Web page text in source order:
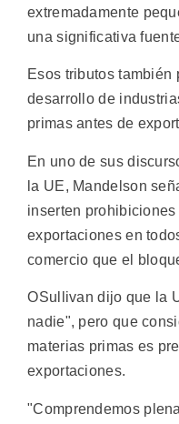
extremadamente
una significativa
Esos tributos también
desarrollo de
primas antes de
En uno de sus
la UE, Mandelson
inserten
exportaciones en
comercio que el
OSullivan dijo que la
nadie", pero que
materias primas es
exportaciones.
"Comprendemos